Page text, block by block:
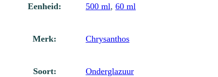
Eenheid: 500 ml, 60 ml
Merk: Chrysanthos
Soort: Onderglazuur